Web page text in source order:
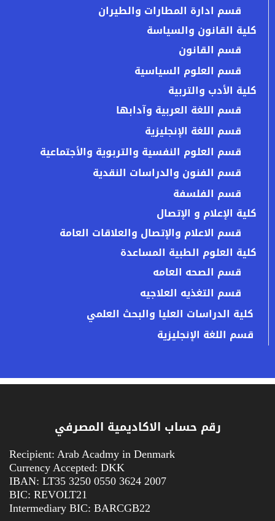
قسم ادارة المطارات والطيران
كلية القانون والسياسة
قسم القانون
قسم العلوم السياسية
كلية الأدب والتربية
قسم اللغة العربية وآدابها
قسم اللغة الإنجليزية
قسم العلوم النفسية والتربوية والأجتماعية
قسم الفنون والدراسات النقدية
قسم الفلسفة
كلية الإعلام و الإتصال
قسم الاعلام والإتصال والعلاقات العامة
كلية العلوم الطبية المساعدة
قسم الصحه العامه
قسم التغذيه العلاجيه
كلية الدراسات العليا والبحث العلمي
قسم اللغة الإنجليزية
رقم حساب الاكاديمية المصرفي
Recipient: Arab Acadmy in Denmark
Currency Accepted: DKK
IBAN: LT35 3250 0550 3624 2007
BIC: REVOLT21
Intermediary BIC: BARCGB22